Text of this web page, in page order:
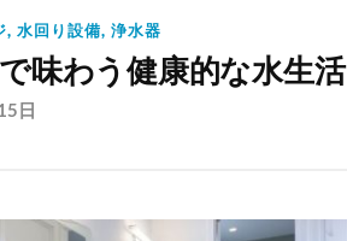
, 水回り設備, 浄水器
味わう健康的な水生活
日